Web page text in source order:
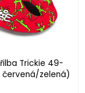
Trickie 49-
červená/zelená)